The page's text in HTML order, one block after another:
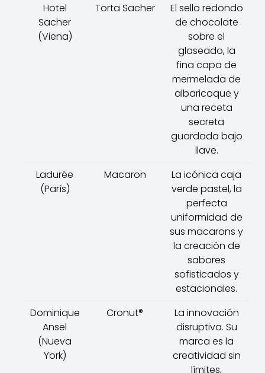
Hotel
Sacher
(Viena)
Torta Sacher
El sello redondo
de chocolate
sobre el
glaseado, la
fina capa de
mermelada de
albaricoque y
una receta
secreta
guardada bajo
llave.
Ladurée
(París)
Macaron
La icónica caja
verde pastel, la
perfecta
uniformidad de
sus macarons y
la creación de
sabores
sofisticados y
estacionales.
Dominique
Ansel
(Nueva
York)
Cronut®
La innovación
disruptiva. Su
marca es la
creatividad sin
límites,